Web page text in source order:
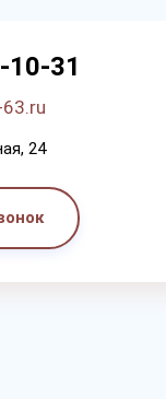
10-31
24